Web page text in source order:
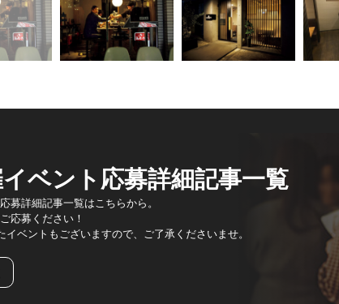
ベント応募詳細記事一覧
募詳細記事一覧はこちらから。
応募ください！
ベントもございますので、ご了承くださいませ。